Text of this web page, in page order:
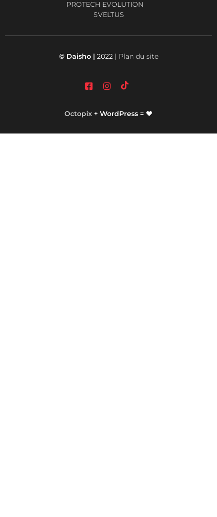
PROTECH EVOLUTION
SVELTUS
© Daisho | 2022 | Plan du site
Octopix + WordPress = ❤